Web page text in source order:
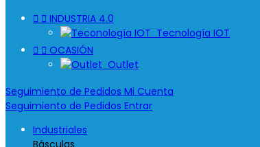
  INDUSTRIA 4.0
Tecnología IOT
  OCASIÓN
Outlet
Seguimiento de Pedidos Mi Cuenta
Seguimiento de Pedidos Entrar
Industriales